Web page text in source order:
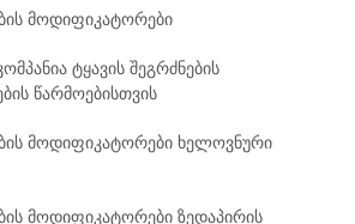
მოდიფიკატორები
ტყავის შეგრძნების
წარმოებისთვის
მოდიფიკატორები ხელოვნური
მოდიფიკატორები ზედაპირის